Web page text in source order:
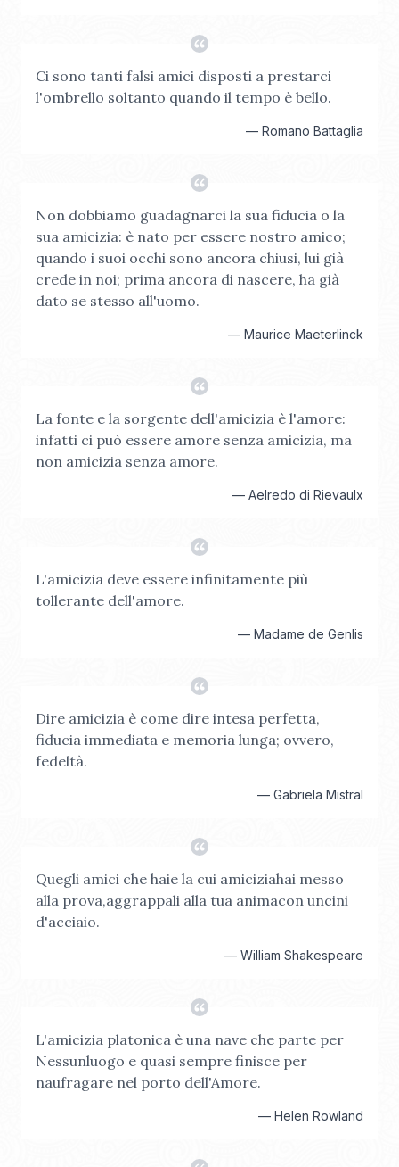
Ci sono tanti falsi amici disposti a prestarci
l'ombrello soltanto quando il tempo è bello.
— Romano Battaglia
Non dobbiamo guadagnarci la sua fiducia o la
sua amicizia: è nato per essere nostro amico;
quando i suoi occhi sono ancora chiusi, lui già
crede in noi; prima ancora di nascere, ha già
dato se stesso all'uomo.
— Maurice Maeterlinck
La fonte e la sorgente dell'amicizia è l'amore:
infatti ci può essere amore senza amicizia, ma
non amicizia senza amore.
— Aelredo di Rievaulx
L'amicizia deve essere infinitamente più
tollerante dell'amore.
— Madame de Genlis
Dire amicizia è come dire intesa perfetta,
fiducia immediata e memoria lunga; ovvero,
fedeltà.
— Gabriela Mistral
Quegli amici che haie la cui amiciziahai messo
alla prova,aggrappali alla tua animacon uncini
d'acciaio.
— William Shakespeare
L'amicizia platonica è una nave che parte per
Nessunluogo e quasi sempre finisce per
naufragare nel porto dell'Amore.
— Helen Rowland